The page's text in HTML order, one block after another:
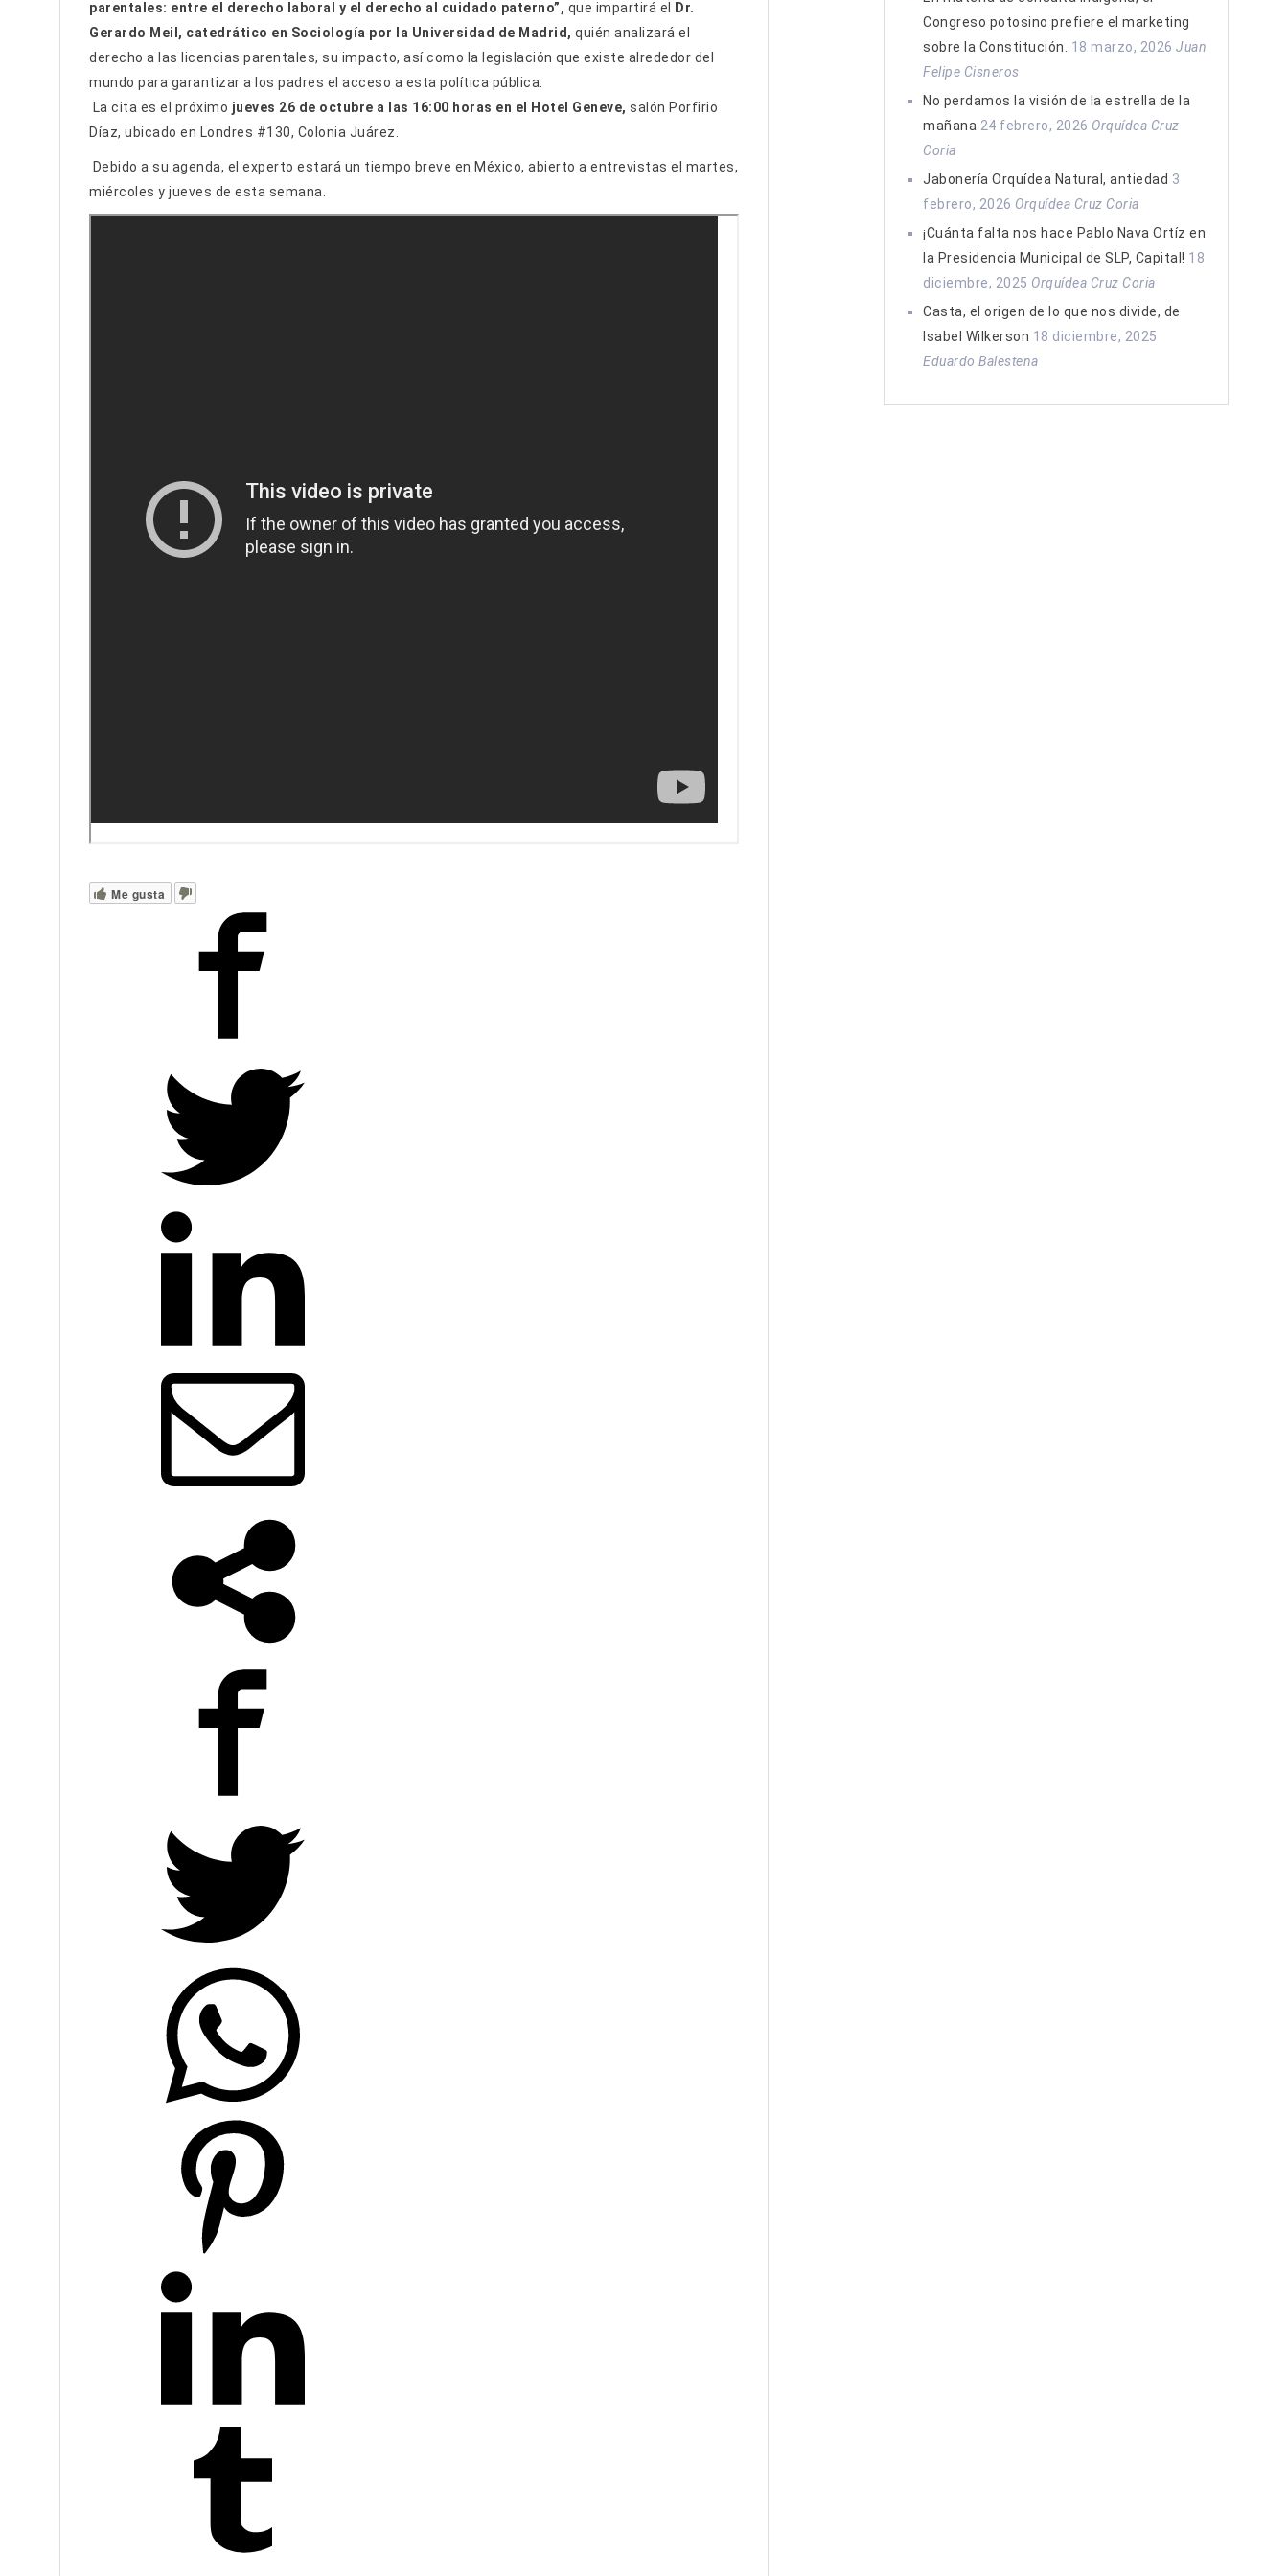
parentales: entre el derecho laboral y el derecho al cuidado paterno”, que impartirá el
Dr.
Gerardo Meil, catedrático en Sociología por la Universidad de Madrid, quién analizará el
derecho a las licencias parentales, su impacto, así como la legislación que existe alrededor del
mundo para garantizar a los padres el acceso a esta política pública.
La cita es el próximo jueves 26 de octubre a las 16:00 horas en el Hotel Geneve, salón Porfirio
Díaz, ubicado en Londres #130, Colonia Juárez.
Debido a su agenda, el experto estará un tiempo breve en México, abierto a entrevistas el martes,
miércoles y jueves de esta semana.
Me gusta
Congreso potosino prefiere el marketing
sobre la Constitución.
18 marzo, 2026 Juan
Felipe Cisneros
No perdamos la visión de la estrella de la
mañana 24 febrero, 2026 Orquídea Cruz
Coria
Jabonería Orquídea Natural, antiedad 3
febrero, 2026 Orquídea Cruz Coria
¡Cuánta falta nos hace Pablo Nava Ortíz en
la Presidencia Municipal de SLP, Capital! 18
diciembre, 2025 Orquídea Cruz Coria
Casta, el origen de lo que nos divide, de
Isabel Wilkerson 18 diciembre, 2025
Eduardo Balestena